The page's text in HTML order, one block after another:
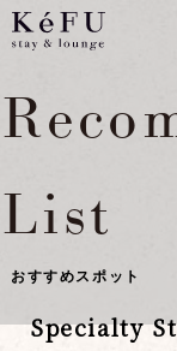
List
おすすめスポット
Specialty